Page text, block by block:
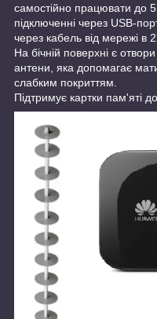
самостійно працювати до
підключенні через USB-
через кабель від мережі в
На бічній поверхні є
антени, яка допомагає мати
слабким покриттям.
Підтримує картки пам'яті